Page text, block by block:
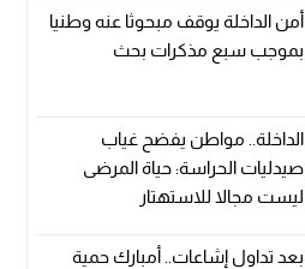
أمن الداخلة يوقف مبحوثا عنه وطنيا
بموجب سبع مذكرات بحث
الداخلة.. مواطن يفضح غياب
صيدليات الحراسة: حياة المرضى
ليست مجالا للاستهتار
بعد تداول إشاعات.. أمبارك حمية